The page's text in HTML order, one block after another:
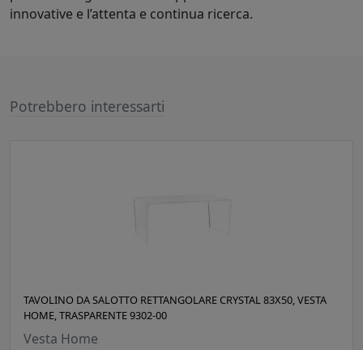
innovative e l’attenta e continua ricerca.
Potrebbero interessarti
TAVOLINO DA SALOTTO RETTANGOLARE CRYSTAL 83X50, VESTA
HOME, TRASPARENTE 9302-00
Vesta Home